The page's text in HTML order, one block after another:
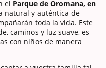
el Parque de Oromana, en
natural y auténtica de
toda la vida. Este
caminos y luz suave, es
con niños de manera